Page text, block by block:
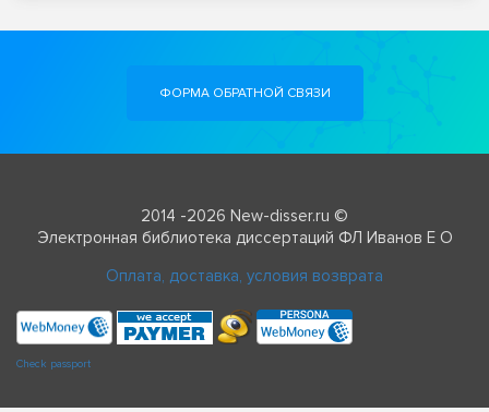
ФОРМА ОБРАТНОЙ СВЯЗИ
2014 -2026 New-disser.ru ©
Электронная библиотека диссертаций ФЛ Иванов Е О
Оплата, доставка, условия возврата
Check passport